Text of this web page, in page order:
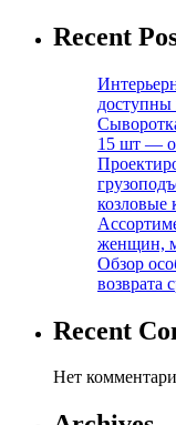
Recent
доступны
15 шт —
женщин,
Обзор
возврата
Recent
Нет